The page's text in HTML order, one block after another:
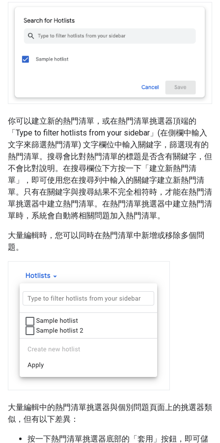
你可以建立新的熱門清單，或在熱門清單挑選器頂端的
「Type to filter hotlists from your sidebar」(在側欄中輸入
文字來篩選熱門清單) 文字欄位中輸入關鍵字，篩選現有的
熱門清單。搜尋會比對熱門清單的標題是否含有關鍵字，但
不會比對說明。在搜尋欄位下方按一下「建立新熱門清
單」
，即可使用您在搜尋列中輸入的關鍵字建立新熱門清
單。只有在關鍵字與搜尋結果不完全相符時，才能在熱門清
單挑選器中建立熱門清單。在熱門清單挑選器中建立熱門清
單時，系統會自動將相關問題加入熱門清單。
大量編輯時，您可以同時在熱門清單中新增或移除多個問
題。
大量編輯中的熱門清單挑選器與個別問題頁面上的挑選器類
似，但有以下差異：
按一下熱門清單挑選器底部的「套用」 按鈕，即可儲